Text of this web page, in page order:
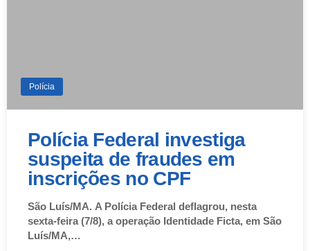
Polícia
Polícia Federal investiga
suspeita de fraudes em
inscrições no CPF
São Luís/MA. A Polícia Federal deflagrou, nesta
sexta-feira (7/8), a operação Identidade Ficta, em São
Luís/MA,…